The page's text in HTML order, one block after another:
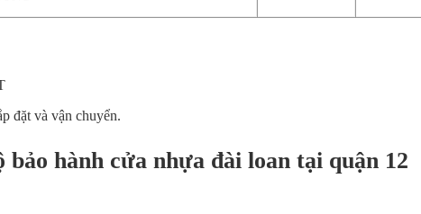
đặt và vận chuyển.
hành cửa nhựa đài loan tại quận 12